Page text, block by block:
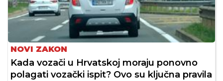
NOVI ZAKON
Kada vozači u Hrvatskoj moraju ponovno
polagati vozački ispit? Ovo su ključna pravila